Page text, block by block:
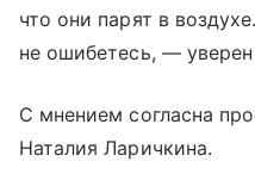
что они парят в
не ошибетесь, — уверен
С мнением согласна
Наталия Ларичкина.